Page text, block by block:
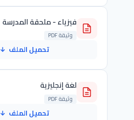
فيزياء - ملحقة المدرسة
وثيقة PDF
تحميل الملف ↓
لغة إنجليزية
وثيقة PDF
تحميل الملف ↓